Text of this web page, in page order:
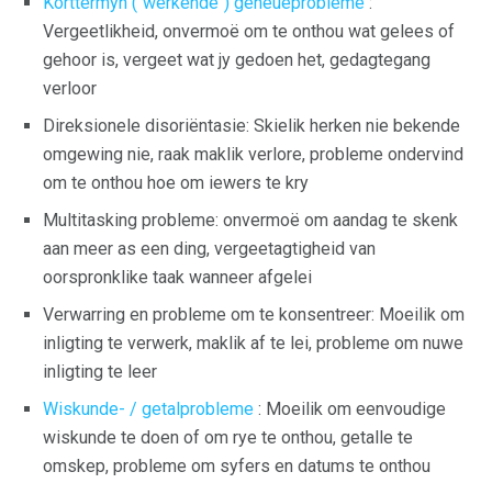
Vergeetlikheid, onvermoë om te onthou wat gelees of
gehoor is, vergeet wat jy gedoen het, gedagtegang
verloor
Direksionele disoriëntasie: Skielik herken nie bekende
omgewing nie, raak maklik verlore, probleme ondervind
om te onthou hoe om iewers te kry
Multitasking probleme: onvermoë om aandag te skenk
aan meer as een ding, vergeetagtigheid van
oorspronklike taak wanneer afgelei
Verwarring en probleme om te konsentreer: Moeilik om
inligting te verwerk, maklik af te lei, probleme om nuwe
inligting te leer
Wiskunde- / getalprobleme : Moeilik om eenvoudige
wiskunde te doen of om rye te onthou, getalle te
omskep, probleme om syfers en datums te onthou